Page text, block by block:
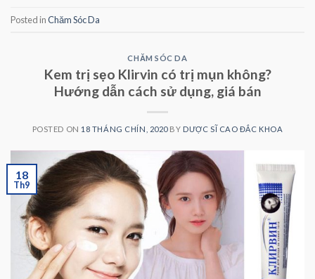
Posted inChăm Sóc Da
CHĂM SÓC DA
Kem trị sẹo Klirvin có trị mụn không?
Hướng dẫn cách sử dụng, giá bán
POSTED ON 18 THÁNG CHÍN, 2020BY DƯỢC SĨ CAO ĐẮC KHOA
18
Th9